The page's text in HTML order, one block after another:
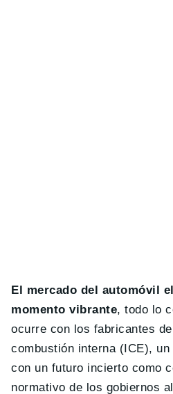
El mercado del automóvil
momento vibrante, todo lo
ocurre con los fabricantes
combustión interna (ICE),
con un futuro incierto como
normativo de los gobiernos